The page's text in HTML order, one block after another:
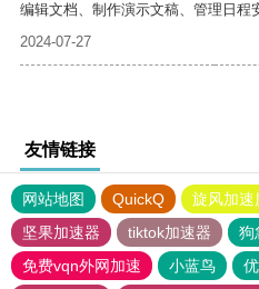
编辑文档、制作演示文稿、管理日程
2024-07-27
友情链接
网站地图 QuickQ 旋风加速
坚果加速器
tiktok加速器
狗
免费vqn外网加速
小蓝鸟